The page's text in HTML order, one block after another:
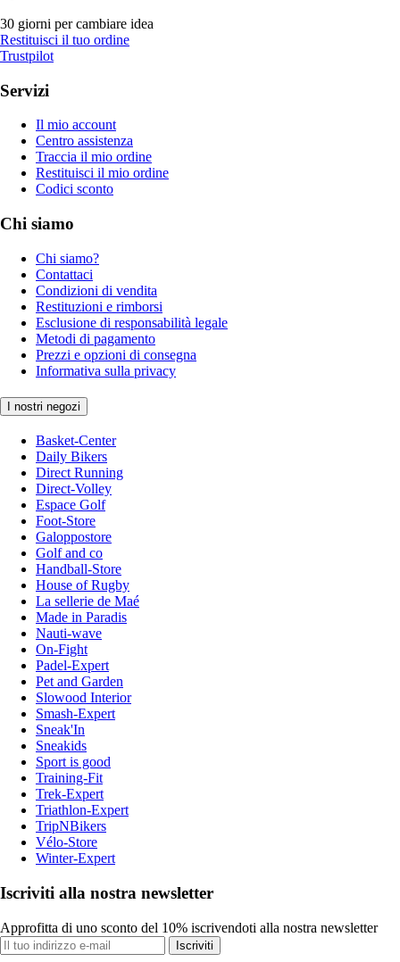
30 giorni per cambiare idea
Restituisci il tuo ordine
Trustpilot
Servizi
Il mio account
Centro assistenza
Traccia il mio ordine
Restituisci il mio ordine
Codici sconto
Chi siamo
Chi siamo?
Contattaci
Condizioni di vendita
Restituzioni e rimborsi
Esclusione di responsabilità legale
Metodi di pagamento
Prezzi e opzioni di consegna
Informativa sulla privacy
I nostri negozi
Basket-Center
Daily Bikers
Direct Running
Direct-Volley
Espace Golf
Foot-Store
Galoppostore
Golf and co
Handball-Store
House of Rugby
La sellerie de Maé
Made in Paradis
Nauti-wave
On-Fight
Padel-Expert
Pet and Garden
Slowood Interior
Smash-Expert
Sneak'In
Sneakids
Sport is good
Training-Fit
Trek-Expert
Triathlon-Expert
TripNBikers
Vélo-Store
Winter-Expert
Iscriviti alla nostra newsletter
Approfitta di uno sconto del 10% iscrivendoti alla nostra newsletter
Iscriviti